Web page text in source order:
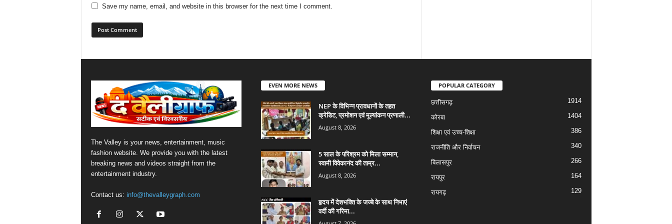
Save my name, email, and website in this browser for the next time I comment.
The Valley is your news, entertainment, music
fashion website. We provide you with the latest
breaking news and videos straight from the
entertainment industry.
Contact us: info@thevalleygraph.com
EVEN MORE NEWS
NEP के विभिन्न प्रावधानों के तहत
क्रेडिट, प्रमोशन एवं मूल्यांकन प्रणाली...
August 8, 2026
5 साल के परिश्रम को मिला सम्मान,
स्वामी विवेकानंद की ताम्र...
August 8, 2026
हृदय में देशभक्ति के जज्बे के साथ निभाएं
वर्दी की गरिमा...
POPULAR CATEGORY
छत्तीसगढ़ 1914
कोरबा 1404
शिक्षा एवं उच्च-शिक्षा 386
राजनीति और निर्वाचन 340
बिलासपुर 266
रायपुर 164
रायगढ़ 129